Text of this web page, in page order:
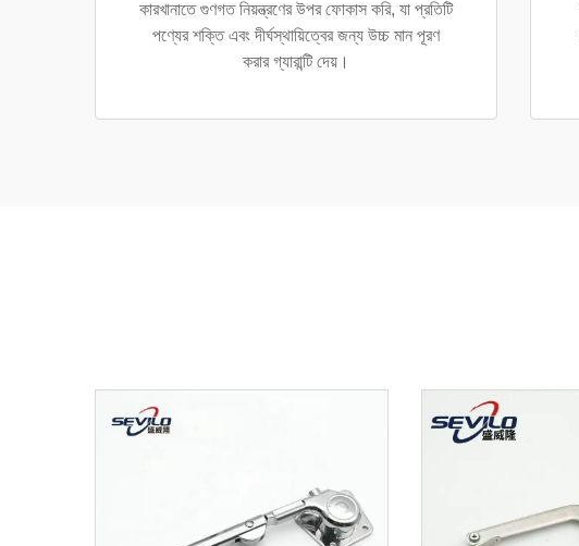
কারখানাতে গুণগত নিয়ন্ত্রণের উপর ফোকাস করি, যা প্রতিটি
পণ্যের শক্তি এবং দীর্ঘস্থায়িত্বের জন্য উচ্চ মান পূরণ
করার গ্যারান্টি দেয়।